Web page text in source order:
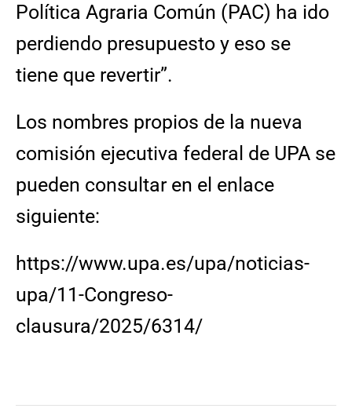
Política Agraria Común (PAC) ha ido
perdiendo presupuesto y eso se
tiene que revertir”.
Los nombres propios de la nueva
comisión ejecutiva federal de UPA se
pueden consultar en el enlace
siguiente:
https://www.upa.es/upa/noticias-
upa/11-Congreso-
clausura/2025/6314/